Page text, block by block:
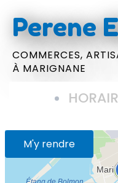
Perene
COMMERCES,
À MARIGNANE
M'y rendre